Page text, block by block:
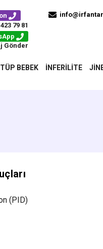
79 81
Gönder
TÜP BEBEK İNFERILITE
(PID)